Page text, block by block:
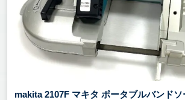
makita 2107F マキタ ポータブルバンド